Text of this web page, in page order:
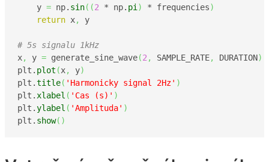
    y
= np. sin( (2 * np. pi ) * frequencies)
return x, y
# 5s signalu 1kHz
x, y = generate_sine_wave(2 , SAMPLE_RATE, DURATION)
plt. plot (x, y)
plt.title( 'Harmonicky signal 2Hz' )
plt. xlabel ( 'Cas (s)' )
plt.ylabel ( 'Amplituda' )
plt. show( )